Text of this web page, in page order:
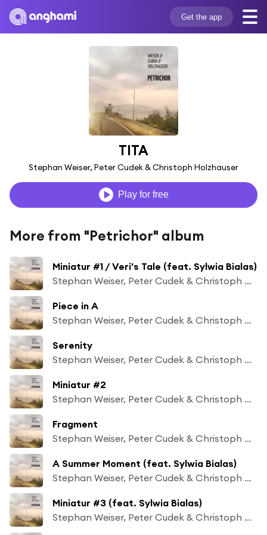
Get the app
TITA
Stephan Weiser, Peter Cudek & Christoph Holzhauser
Play for free
More from "Petrichor" album
Miniatur #1 / Veri's Tale (feat. Sylwia Bialas)
Stephan Weiser, Peter Cudek & Christoph Holzhauser
Piece in A
Stephan Weiser, Peter Cudek & Christoph Holzhauser
Serenity
Stephan Weiser, Peter Cudek & Christoph Holzhauser
Miniatur #2
Stephan Weiser, Peter Cudek & Christoph Holzhauser
Fragment
Stephan Weiser, Peter Cudek & Christoph Holzhauser
A Summer Moment (feat. Sylwia Bialas)
Stephan Weiser, Peter Cudek & Christoph Holzhauser
Miniatur #3 (feat. Sylwia Bialas)
Stephan Weiser, Peter Cudek & Christoph Holzhauser